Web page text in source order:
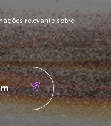
relevante sobre